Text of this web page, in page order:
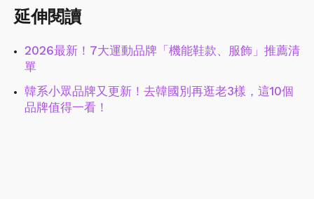
延伸閱讀
2026最新！7大運動品牌「機能鞋款、服飾」推薦清
單
韓系小眾品牌又更新！去韓國別再逛老3樣，這10個
品牌值得一看！